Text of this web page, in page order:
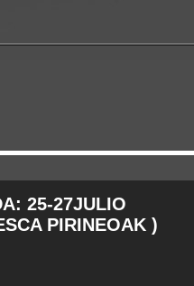
25-27JULIO
PIRINEOAK )